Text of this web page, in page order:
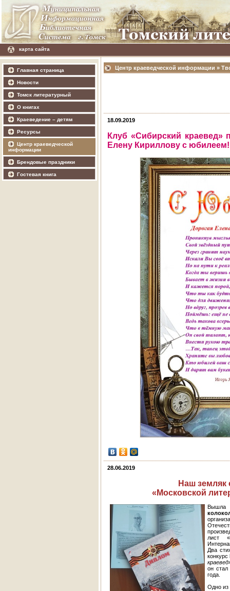
карта сайта
Главная страница
Новости
Томск литературный
О книгах
Краеведение – детям
Ресурсы
Центр краеведческой
информации
Брендовые праздники
Гостевая книга
Центр краеведческой информации »
18.09.2019
Клуб «Сибирский краевед»
Елену Кириллову с юбилеем!
28.06.2019
Наш земляк
«Московской
Вышла
лист «
Два
конкурс
он стал
года.
Одно из